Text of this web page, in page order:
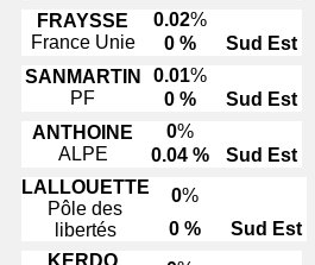
FRAYSSE
France Unie
0.02%
0 %
Sud Est
SANMARTIN
PF
0.01%
0 %
Sud Est
ANTHOINE
ALPE
0%
0.04 %
Sud Est
LALLOUETTE
Pôle des
libertés
0%
0 %
Sud Est
KERDO